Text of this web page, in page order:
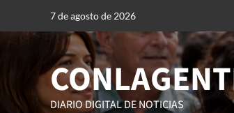
7 de agosto de 2026
DIARIO DIGITAL DE NOTICIAS